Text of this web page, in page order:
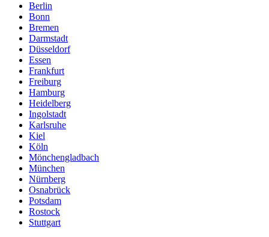
Berlin
Bonn
Bremen
Darmstadt
Düsseldorf
Essen
Frankfurt
Freiburg
Hamburg
Heidelberg
Ingolstadt
Karlsruhe
Kiel
Köln
Mönchengladbach
München
Nürnberg
Osnabrück
Potsdam
Rostock
Stuttgart